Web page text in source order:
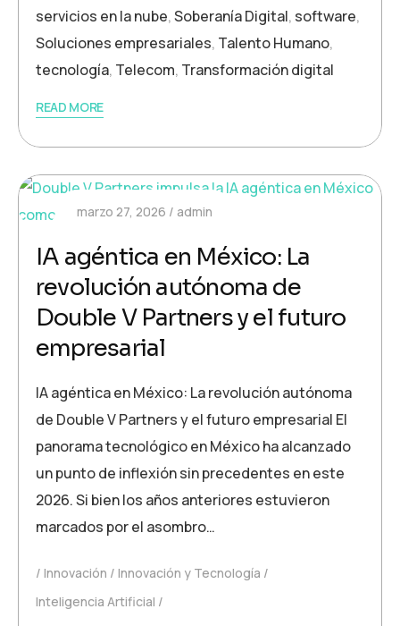
servicios en la nube,Soberanía Digital, software,
Soluciones empresariales, Talento Humano,
tecnología, Telecom, Transformación digital
READ MORE
marzo 27, 2026 admin
IA agéntica en México: La
revolución autónoma de
Double V Partners y el futuro
empresarial
IA agéntica en México: La revolución autónoma
de Double V Partners y el futuro empresarial El
panorama tecnológico en México ha alcanzado
un punto de inflexión sin precedentes en este
2026. Si bien los años anteriores estuvieron
marcados por el asombro…
Innovación
Innovación y Tecnología
Inteligencia Artificial